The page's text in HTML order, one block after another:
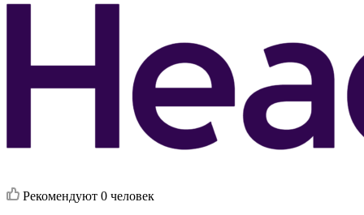
Рекомендуют 0 человек